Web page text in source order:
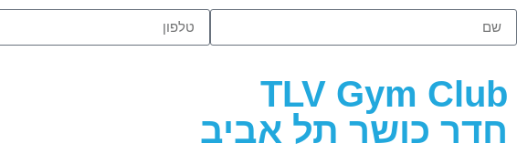
TLV Gym Club
חדר כושר תל אביב